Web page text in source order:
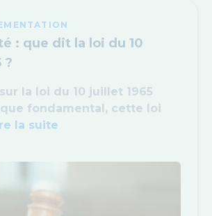
: que dit la loi du 10
?
la loi du 10 juillet 1965
fondamental, cette loi
la suite